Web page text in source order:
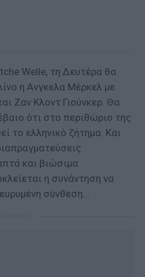
Welle, τη Δευτέρα θα
η Ανγκελα Μέρκελ με
Ζαν Κλοντ Γιούνκερ. Θα
ότι στο περιθώριο της
το ελληνικό ζήτημα. Και
και βιώσιμα
η συνάντηση να
σύνθεση...